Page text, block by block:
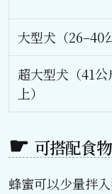
大型犬（26–40
超大型犬（41公
上）
可搭配食
蜂蜜可以少量拌